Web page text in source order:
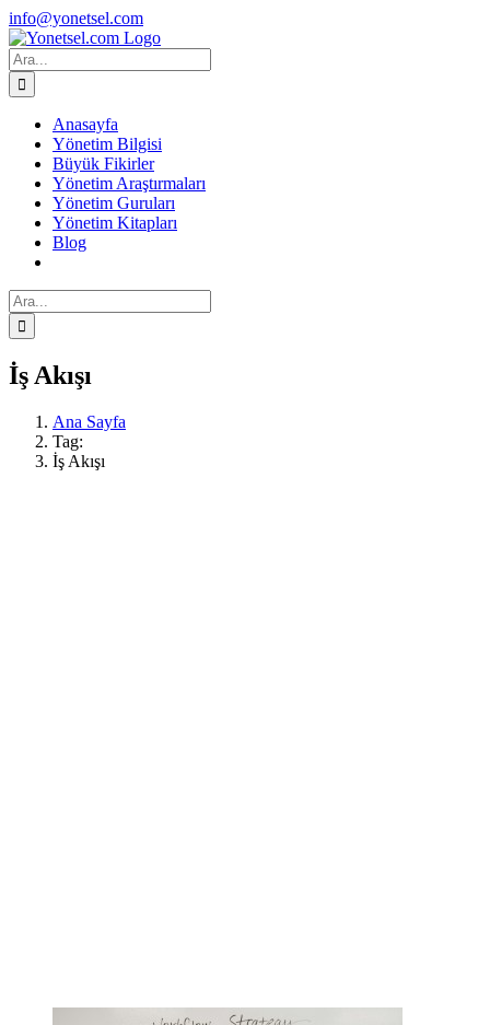
Skip
to
content
Facebook
X
Instagram
info@yonetsel.com
Ara:
Anasayfa
Yönetim Bilgisi
Büyük Fikirler
Yönetim Araştırmaları
Yönetim Guruları
Yönetim Kitapları
Blog
Ara:
İş Akışı
Ana Sayfa
Tag:
İş Akışı